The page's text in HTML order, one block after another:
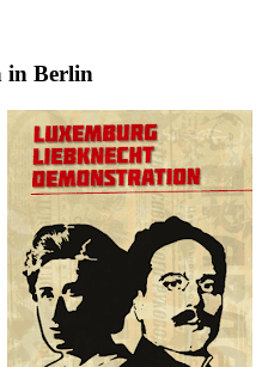
in Berlin